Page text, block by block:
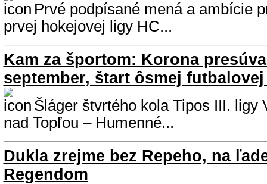
Prvé podpísané mená a ambície
prvej hokejovej ligy HC...
Kam za športom: Korona
september, štart ôsmej
Šláger štvrtého kola Tipos III. ligy
nad Topľou – Humenné...
Dukla zrejme bez Repeho, na
Regendom